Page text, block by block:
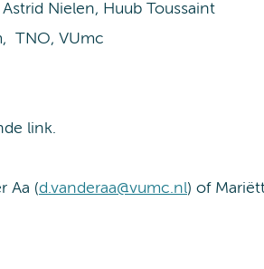
Nielen, Huub Toussaint
TNO, VUmc
link.
Aa (d.vanderaa@vumc.nl) of